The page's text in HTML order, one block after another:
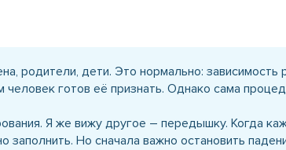
родители, дети. Это нормально: зависимость
готов её признать. Однако сама
Я же вижу другое – передышку. Когда
заполнить. Но сначала важно остановить